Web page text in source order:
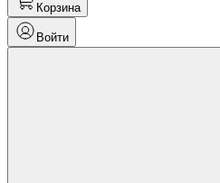
Корзина
Войти